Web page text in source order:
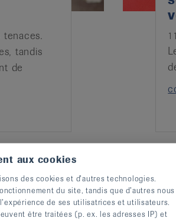
tenaces.
tandis
de
aux cookies
des cookies et d’autres technologies.
du site, tandis que d’autres nous
de ses utilisatrices et utilisateurs.
être traitées (p. ex. les adresses IP) et